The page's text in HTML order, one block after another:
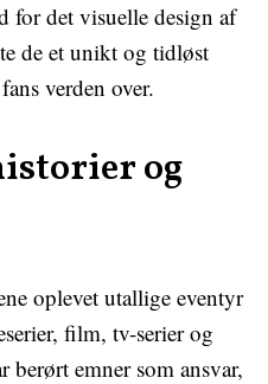
for det visuelle design af
de et unikt og tidløst
verden over.
og
oplevet utallige eventyr
film, tv-serier og
emner som ansvar,